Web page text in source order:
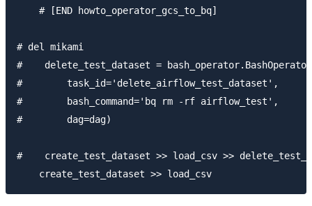
    # [END howto_operator_gcs_to_bq]
# del mikami
#    delete_test_dataset =
#        task_id='delete_airflow_test_dataset',
#        bash_command='bq rm -rf airflow_test',
#        dag=dag)
#    create_test_dataset >> load_csv >>